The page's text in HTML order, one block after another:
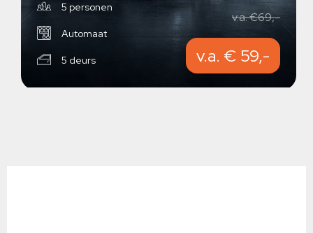
5 personen
Automaat
5 deurs
v.a. €69,-
v.a. € 59,-